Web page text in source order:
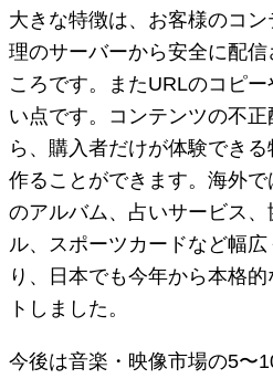
大きな特徴は、お客様のコ
理のサーバーから安全に配信
ころです。またURLのコピ
い点です。コンテンツの不
ら、購入者だけが体験でき
作ることができます。海外で
のアルバム、占いサービス
ル、スポーツカードなど幅
り、日本でも今年から本格
トしました。
今後は音楽・映像市場の5〜